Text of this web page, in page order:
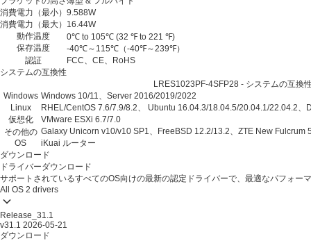
消費電力（最小） 9.588W
消費電力（最大） 16.44W
動作温度
0℃ to 105℃ (32 ℉ to 221 ℉)
保存温度
-40℃～115℃（-40℉～239℉）
認証
FCC、CE、RoHS
システムの互換性
LRES1023PF-4SFP28 - システムの互換
Windows Windows 10/11、Server 2016/2019/2022
Linux
RHEL/CentOS 7.6/7.9/8.2、 Ubuntu 16.04.3/18.04.5/20.04.1/22.04.2
仮想化
VMware ESXi 6.7/7.0
その他の
OS
Galaxy Unicorn v10/v10 SP1、FreeBSD 12.2/13.2、ZTE New
iKuai ルーター
ダウンロード
ドライバーダウンロード
サポートされているすべてのOS向けの最新の認定ドライバーで、最適なパフォー
All OS 2 drivers
Release_31.1
v31.1 2026-05-21
ダウンロード